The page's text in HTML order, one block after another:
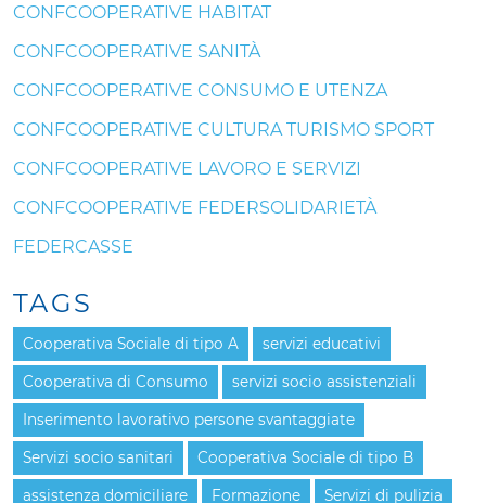
CONFCOOPERATIVE HABITAT
CONFCOOPERATIVE SANITÀ
CONFCOOPERATIVE CONSUMO E UTENZA
CONFCOOPERATIVE CULTURA TURISMO SPORT
CONFCOOPERATIVE LAVORO E SERVIZI
CONFCOOPERATIVE FEDERSOLIDARIETÀ
FEDERCASSE
TAGS
Cooperativa Sociale di tipo A servizi educativi
Cooperativa di Consumo servizi socio assistenziali
Inserimento lavorativo persone svantaggiate
Servizi socio sanitari Cooperativa Sociale di tipo B
assistenza domiciliare Formazione Servizi di pulizia